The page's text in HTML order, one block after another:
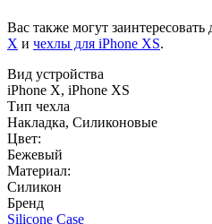
Вас также могут заинтересовать
X и чехлы для iPhone XS.
Вид устройства
iPhone X, iPhone XS
Тип чехла
Накладка, Силиконовые
Цвет:
Бежевый
Материал:
Силикон
Бренд
Silicone Case